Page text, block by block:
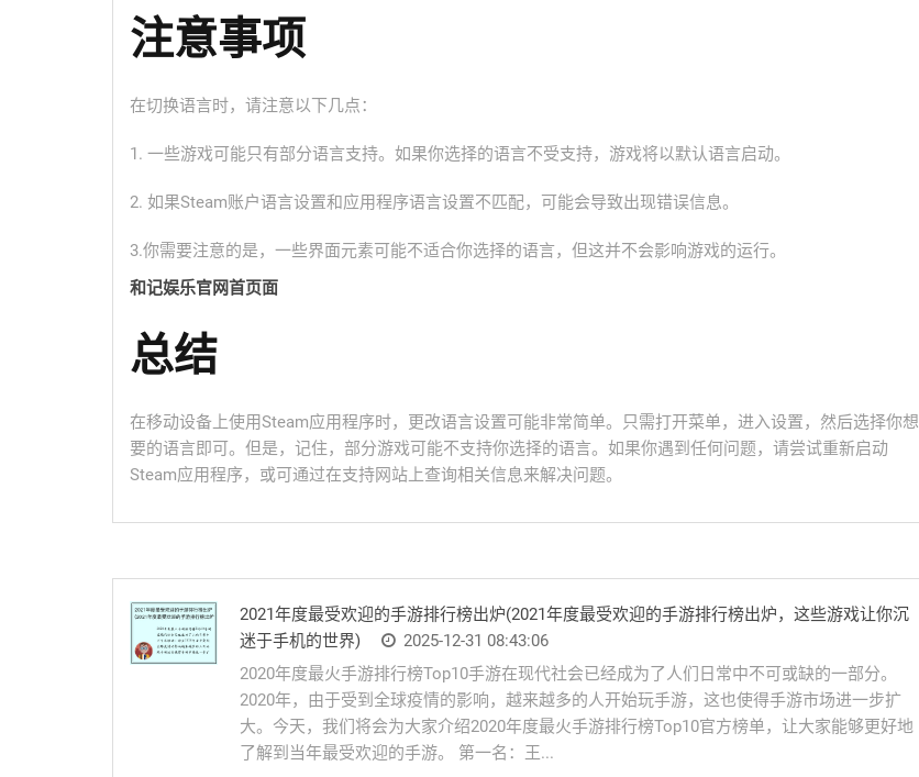
注意事项
在切换语言时，请注意以下几点：
1. 一些游戏可能只有部分语言支持。如果你选择的语言不受支持，游戏将以默认语言启动。
2. 如果Steam账户语言设置和应用程序语言设置不匹配，可能会导致出现错误信息。
3.你需要注意的是，一些界面元素可能不适合你选择的语言，但这并不会影响游戏的运行。
和记娱乐官网首页面
总结
在移动设备上使用Steam应用程序时，更改语言设置可能非常简单。只需打开菜单，进入设置，然后选择你想
要的语言即可。但是，记住，部分游戏可能不支持你选择的语言。如果你遇到任何问题，请尝试重新启动
Steam应用程序，或可通过在支持网站上查询相关信息来解决问题。
2021年度最受欢迎的手游排行榜出炉(2021年度最受欢迎的手游排行榜出炉，这些游戏让你沉
迷于手机的世界)
2025-12-31 08:43:06
2020年度最火手游排行榜Top10手游在现代社会已经成为了人们日常中不可或缺的一部分。
2020年，由于受到全球疫情的影响，越来越多的人开始玩手游，这也使得手游市场进一步扩
大。今天，我们将会为大家介绍2020年度最火手游排行榜Top10官方榜单，让大家能够更好地
了解到当年最受欢迎的手游。 第一名：王...